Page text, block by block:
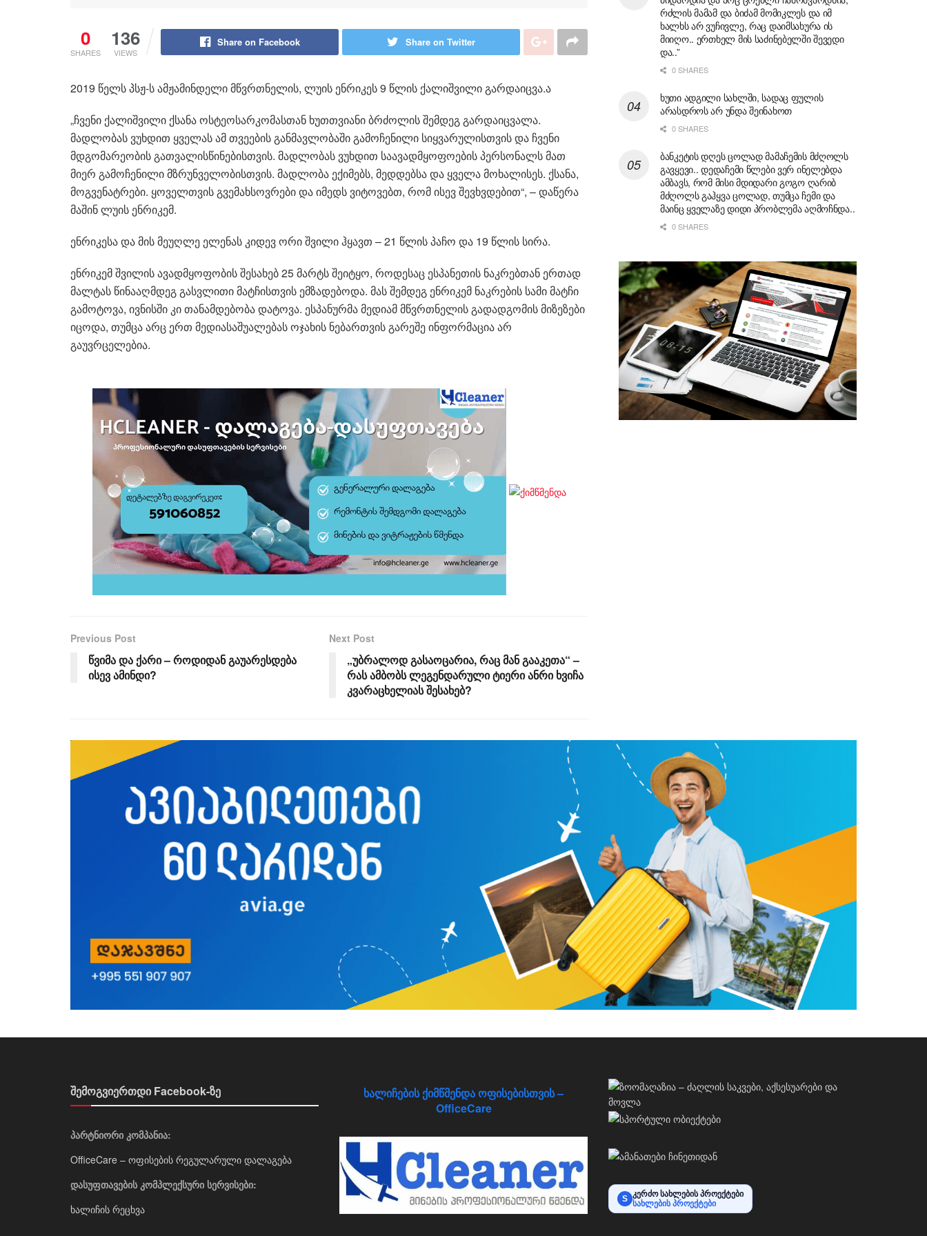
0
SHARES
136
VIEWS
Share on Facebook Share on Twitter
2019 წელს პსჟ-ს ამჟამინდელი მწვრთნელის, ლუის ენრიკეს 9 წლის ქალიშვილი გარდაიცვა.ა
„ჩვენი ქალიშვილი ქსანა ოსტეოსარკომასთან ხუთთვიანი ბრძოლის შემდეგ გარდაიცვალა.
მადლობას ვუხდით ყველას ამ თვეების განმავლობაში გამოჩენილი სიყვარულისთვის და ჩვენი
მდგომარეობის გათვალისწინებისთვის. მადლობას ვუხდით საავადმყოფოების პერსონალს მათ
მიერ გამოჩენილი მზრუნველობისთვის. მადლობა ექიმებს, მედდებსა და ყველა მოხალისეს. ქსანა,
მოგვენატრები. ყოველთვის გვემახსოვრები და იმედს ვიტოვებთ, რომ ისევ შევხვდებით“, – დაწერა
მაშინ ლუის ენრიკემ.
ენრიკესა და მის მეუღლე ელენას კიდევ ორი შვილი ჰყავთ – 21 წლის პაჩო და 19 წლის სირა.
ენრიკემ შვილის ავადმყოფობის შესახებ 25 მარტს შეიტყო, როდესაც ესპანეთის ნაკრებთან ერთად
მალტას წინააღმდეგ გასვლითი მატჩისთვის ემზადებოდა. მას შემდეგ ენრიკემ ნაკრების სამი მატჩი
გამოტოვა, ივნისში კი თანამდებობა დატოვა. ესპანურმა მედიამ მწვრთნელის გადადგომის მიზეზები
იცოდა, თუმცა არც ერთ მედიასაშუალებას ოჯახის ნებართვის გარეშე ინფორმაცია არ
გაუვრცელებია.
Previous Post
წვიმა და ქარი – როდიდან გაუარესდება
ისევ ამინდი?
Next Post
„უბრალოდ გასაოცარია, რაც მან გააკეთა“ –
რას ამბობს ლეგენდარული ტიერი ანრი ხვიჩა
კვარაცხელიას შესახებ?
რძლის მამამ და ბიძამ მომიკლეს და იმ
ხალხს არ ვუჩივლე, რაც დაიმსახურა ის
მიიღო.. ერთხელ მის საძინებელში შევედი
და..”
0 SHARES
ხუთი ადგილი სახლში, სადაც ფულის
არასდროს არ უნდა შეინახოთ
0 SHARES
ბანკეტის დღეს ცოლად მამაჩემის მძღოლს
გავყევი.. დედაჩემი წლები ვერ ინელებდა
ამბავს, რომ მისი მდიდარი გოგო ღარიბ
მძღოლს გაჰყვა ცოლად, თუმცა ჩემი და
მაინც ყველაზე დიდი პრობლემა აღმოჩნდა..
0 SHARES
შემოგვიერთდი Facebook-ზე
პარტნიორი კომპანია:
OfficeCare – ოფისების რეგულარული დალაგება
დასუფთავების კომპლექსური სერვისები:
ხალიჩის რეცხვა
ხალიჩების ქიმწმენდა ოფისებისთვის –
OfficeCare
S კერძო სახლების პროექტები
სახლების პროექტები